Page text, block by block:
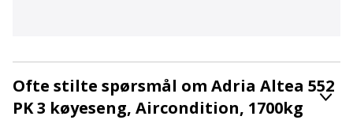
Ofte stilte spørsmål om Adria Altea 552
PK 3 køyeseng, Aircondition, 1700kg